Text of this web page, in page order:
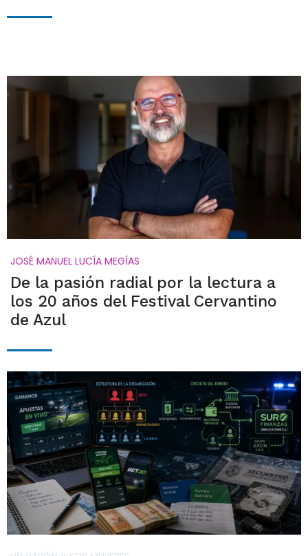
JOSÉ MANUEL LUCÍA MEGÍAS
De la pasión radial por la lectura a
los 20 años del Festival Cervantino
de Azul